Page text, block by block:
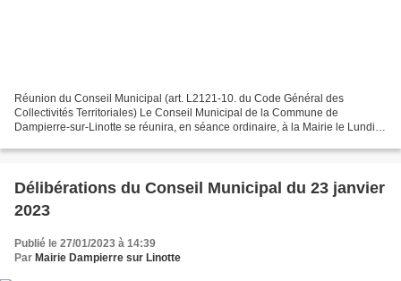
Réunion du Conseil Municipal (art. L2121-10. du Code Général des
Collectivités Territoriales) Le Conseil Municipal de la Commune de
Dampierre-sur-Linotte se réunira, en séance ordinaire, à la Mairie le Lundi
Délibérations du Conseil Municipal du 23 janvier
2023
Publié le 27/01/2023 à 14:39
Par Mairie Dampierre sur Linotte